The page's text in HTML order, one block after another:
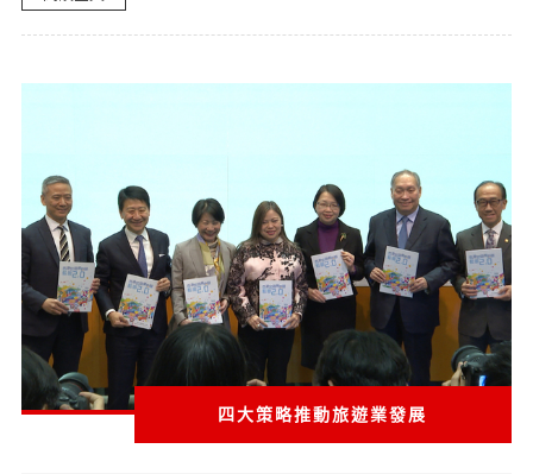
四大策略推動旅遊業發展